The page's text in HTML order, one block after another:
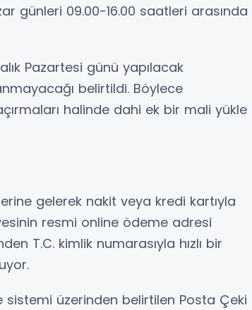
günleri 09.00-16.00 saatleri arasında
Pazartesi günü yapılacak
belirtildi. Böylece
halinde dahi ek bir mali yükle
gelerek nakit veya kredi kartıyla
resmi online ödeme adresi
T.C. kimlik numarasıyla hızlı bir
sistemi üzerinden belirtilen Posta Çeki